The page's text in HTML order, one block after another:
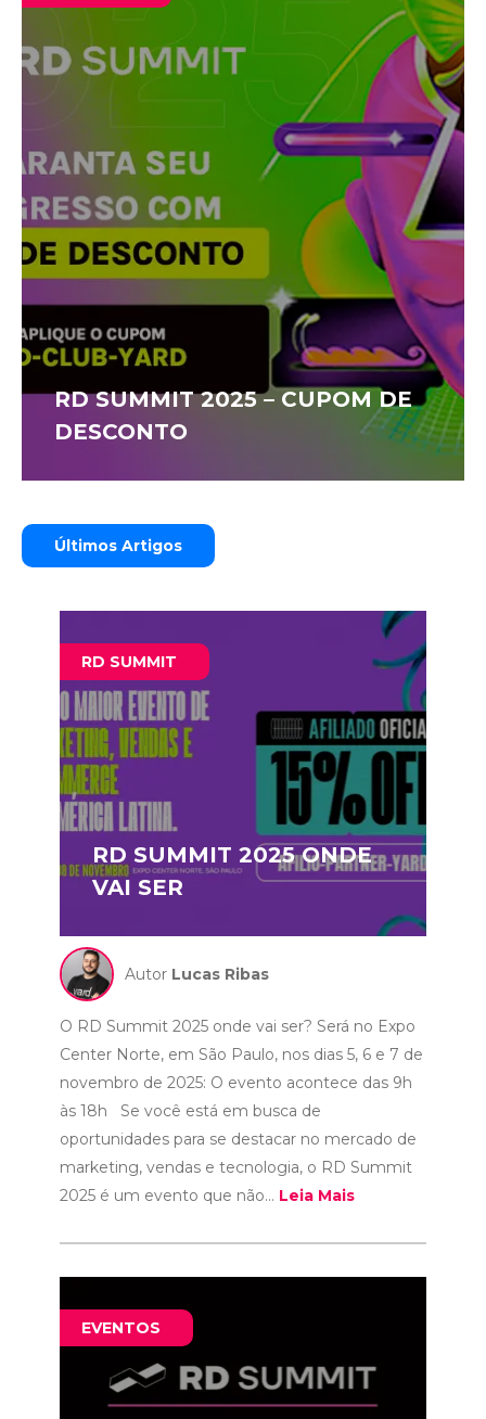
RD SUMMIT 2025 – CUPOM DE
DESCONTO
Últimos Artigos
RD SUMMIT
RD SUMMIT 2025 ONDE
VAI SER
Autor Lucas Ribas
O RD Summit 2025 onde vai ser? Será no Expo
Center Norte, em São Paulo, nos dias 5, 6 e 7 de
novembro de 2025: O evento acontece das 9h
às 18h Se você está em busca de
oportunidades para se destacar no mercado de
marketing, vendas e tecnologia, o RD Summit
2025 é um evento que não... Leia Mais
EVENTOS